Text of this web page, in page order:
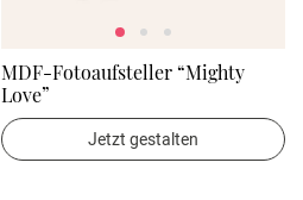
MDF-Fotoaufsteller “Mighty
Love”
Jetzt gestalten